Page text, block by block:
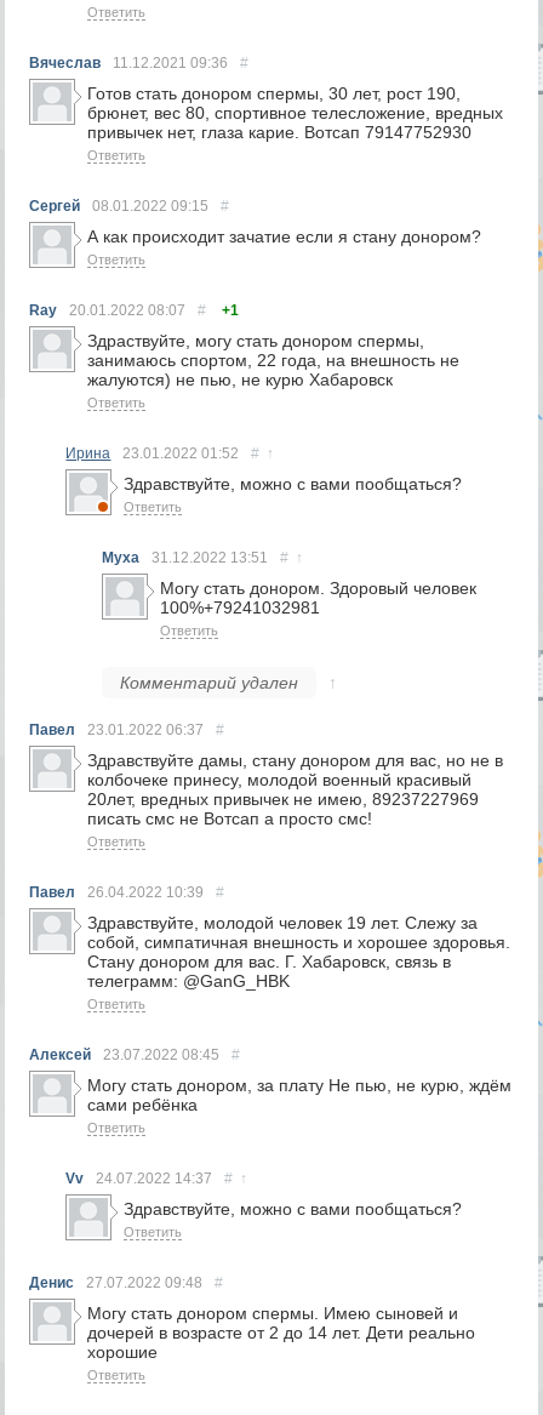
Ответить
Вячеслав 11.12.2021 09:36 #
Готов стать донором спермы, 30 лет, рост 190,
брюнет, вес 80, спортивное телесложение, вредных
привычек нет, глаза карие. Вотсап 79147752930
Ответить
Сергей 08.01.2022 09:15 #
А как происходит зачатие если я стану донором?
Ответить
Ray 20.01.2022 08:07 # +1
Здраствуйте, могу стать донором спермы,
занимаюсь спортом, 22 года, на внешность не
жалуются) не пью, не курю Хабаровск
Ответить
Ирина 23.01.2022 01:52 # ↑
Здравствуйте, можно с вами пообщаться?
Ответить
Муха 31.12.2022 13:51 # ↑
Могу стать донором. Здоровый человек
100%+79241032981
Ответить
Комментарий удален ↑
Павел 23.01.2022 06:37 #
Здравствуйте дамы, стану донором для вас, но не в
колбочеке принесу, молодой военный красивый
20лет, вредных привычек не имею, 89237227969
писать смс не Вотсап а просто смс!
Ответить
Павел 26.04.2022 10:39 #
Здравствуйте, молодой человек 19 лет. Слежу за
собой, симпатичная внешность и хорошее здоровья.
Стану донором для вас. Г. Хабаровск, связь в
телеграмм: @GanG_HBK
Ответить
Алексей 23.07.2022 08:45 #
Могу стать донором, за плату Не пью, не курю, ждём
сами ребёнка
Ответить
Vv 24.07.2022 14:37 # ↑
Здравствуйте, можно с вами пообщаться?
Ответить
Денис 27.07.2022 09:48 #
Могу стать донором спермы. Имею сыновей и
дочерей в возрасте от 2 до 14 лет. Дети реально
хорошие
Ответить